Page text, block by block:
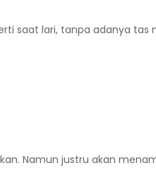
saat lari, tanpa adanya
Namun justru akan